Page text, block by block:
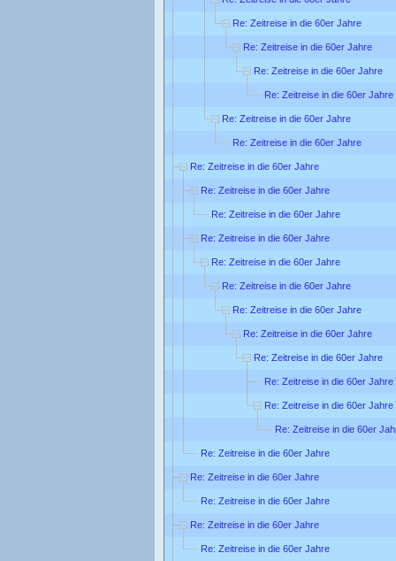
Re: Zeitreise in die 60er Jahre
Re: Zeitreise in die 60er Jahre
Re: Zeitreise in die 60er Jahre
Re: Zeitreise in die 60er Jahre
Re: Zeitreise in die 60er Jahre
Re: Zeitreise in die 60er Jahre
Re: Zeitreise in die 60er Jahre
Re: Zeitreise in die 60er Jahre
Re: Zeitreise in die 60er Jahre
Re: Zeitreise in die 60er Jahre
Re: Zeitreise in die 60er Jahre
Re: Zeitreise in die 60er Jahre
Re: Zeitreise in die 60er Jahre
Re: Zeitreise in die 60er Jahre
Re: Zeitreise in die 60er Jahre
Re: Zeitreise in die 60er Jahre
Re: Zeitreise in die 60er Jahre
Re: Zeitreise in die 60er
Re: Zeitreise in die 60er Jahre
Re: Zeitreise in die 60er Jahre
Re: Zeitreise in die 60er Jahre
Re: Zeitreise in die 60er Jahre
Re: Zeitreise in die 60er Jahre